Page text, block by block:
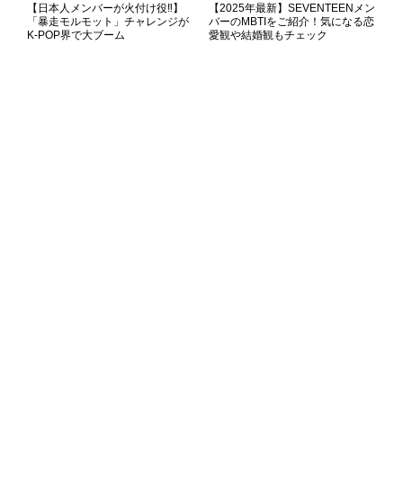
【日本人メンバーが火付け役‼】
「暴走モルモット」チャレンジが
K-POP界で大ブーム
【2025年最新】SEVENTEENメン
バーのMBTIをご紹介！気になる恋
愛観や結婚観もチェック